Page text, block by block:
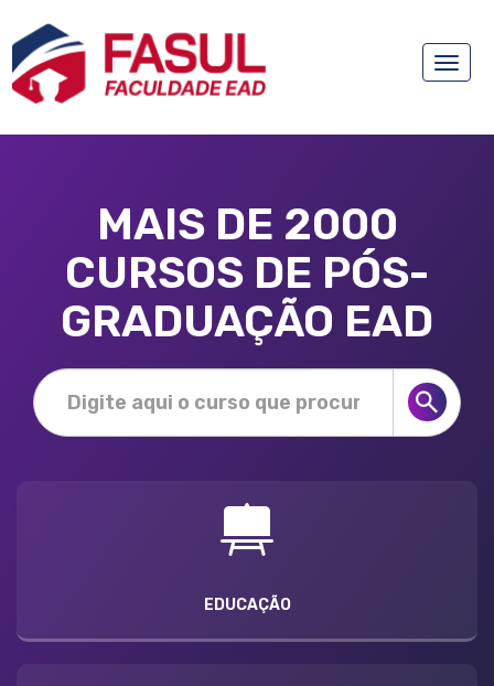
Toggle
MAIS DE 2000
CURSOS DE PÓS-
GRADUAÇÃO EAD
EDUCAÇÃO